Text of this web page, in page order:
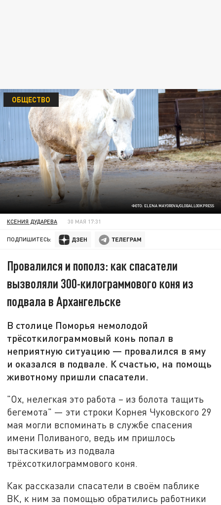
ФОТО: ELENA MAYOROVA/GLOBALLOOKPRESS
ОБЩЕСТВО
КСЕНИЯ ДУДАРЕВА 30 МАЯ 17:31
ПОДПИШИТЕСЬ:
Провалился и пополз: как спасатели
вызволяли 300-килограммового коня из
подвала в Архангельске
В столице Поморья немолодой
трёсоткилограммовый конь попал в
неприятную ситуацию — провалился в яму
и оказался в подвале. К счастью, на помощь
животному пришли спасатели.
"Ох, нелегкая это работа – из болота тащить
бегемота" — эти строки Корнея Чуковского 29
мая могли вспоминать в службе спасения
имени Поливаного, ведь им пришлось
вытаскивать из подвала
трёхсоткилограммового коня.
Как рассказали спасатели в своём паблике
ВК, к ним за помощью обратились работники